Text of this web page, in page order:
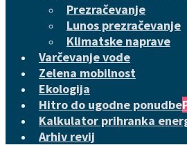
Prezračevanje
Lunos prezračevanje
Klimatske naprave
Varčevanje vode
Zelena mobilnost
Ekologija
Hitro do ugodne ponudbe
Kalkulator prihranka
Arhiv revij